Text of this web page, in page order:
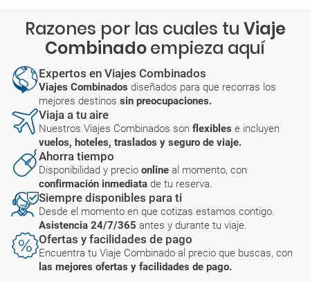
Razones por las cuales tu Viaje
Combinadoempieza aquí
Expertos en Viajes Combinados
Viajes Combinados diseñados para que recorras los
mejores destinos sin preocupaciones.
Viaja a tu aire
Nuestros Viajes Combinados son flexibles e incluyen
vuelos, hoteles, traslados y seguro de viaje.
Ahorra tiempo
Disponibilidad y precio online al momento, con
confirmación inmediata de tu reserva.
Siempre disponibles para ti
Desde el momento en que cotizas estamos contigo.
Asistencia 24/7/365 antes y durante tu viaje.
Ofertas y facilidades de pago
Encuentra tu Viaje Combinado al precio que buscas, con
las mejores ofertas y facilidades de pago.